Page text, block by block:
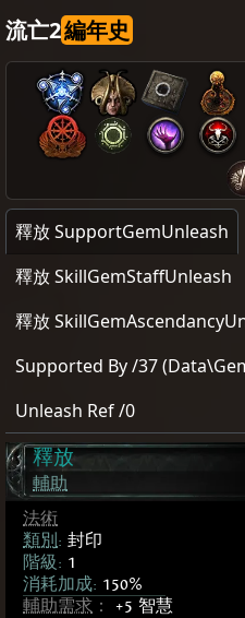
流亡2編年史
釋放 SupportGemUnleash
釋放 SkillGemStaffUnleash
釋放
Supported By /37
Unleash Ref /0
釋放
輔助
法術
類別 : 封印
階級: 1
消耗加成: 150%
輔助需求 ： +5 智慧